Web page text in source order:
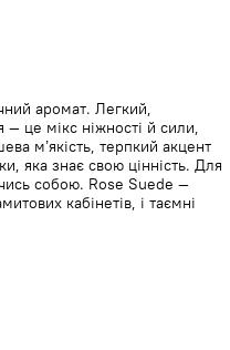
аромат. Легкий,
— це мікс ніжності й сили,
м’якість, терпкий акцент
яка знає свою цінність. Для
собою. Rose Suede —
кабінетів, і таємні